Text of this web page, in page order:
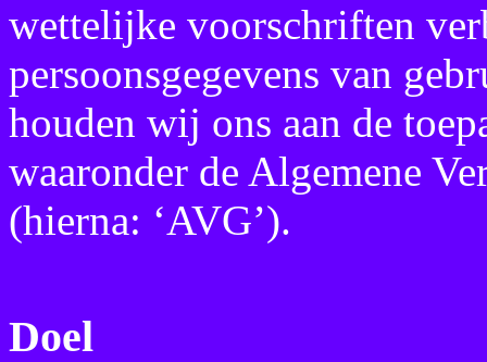
wettelijke voorschriften
persoonsgegevens van
houden wij ons aan de
waaronder de Algemene
(hierna: ‘AVG’).
Doel